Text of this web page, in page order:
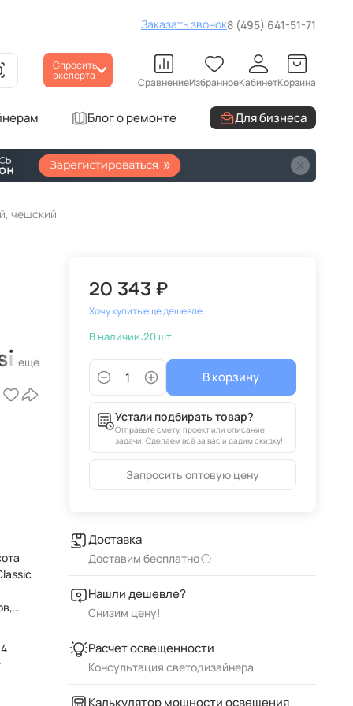
Заказать звонок8 (495) 641-51-71
Спросить
эксперта СравнениеИзбранноеКабинетКорзина
Блог о ремонте Для бизнеса
чешский
20 343 ₽
Хочу купить еще дешевле
В наличии:20 шт
В корзину
Устали подбирать товар?
Отправьте смету, проект или описание
задачи. Сделаем всё за вас и дадим скидку!
Запросить оптовую цену
Доставка
Доставим бесплатно
Нашли дешевле?
Снизим цену!
Расчет освещенности
Консультация светодизайнера
Калькулятор мощности освещения